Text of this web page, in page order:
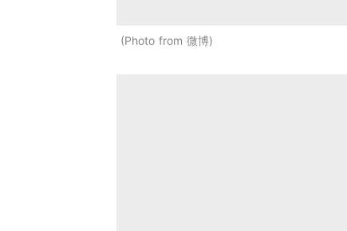
Photo from 微博